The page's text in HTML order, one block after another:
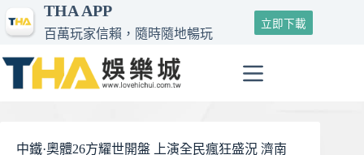
至
要
THA APP
百萬玩家信賴，隨時隨地暢玩
立即下載
中鐵·奧體26方耀世開盤 上演全民瘋狂盛況 濟南